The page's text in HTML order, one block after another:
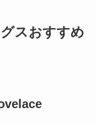
スおすすめ